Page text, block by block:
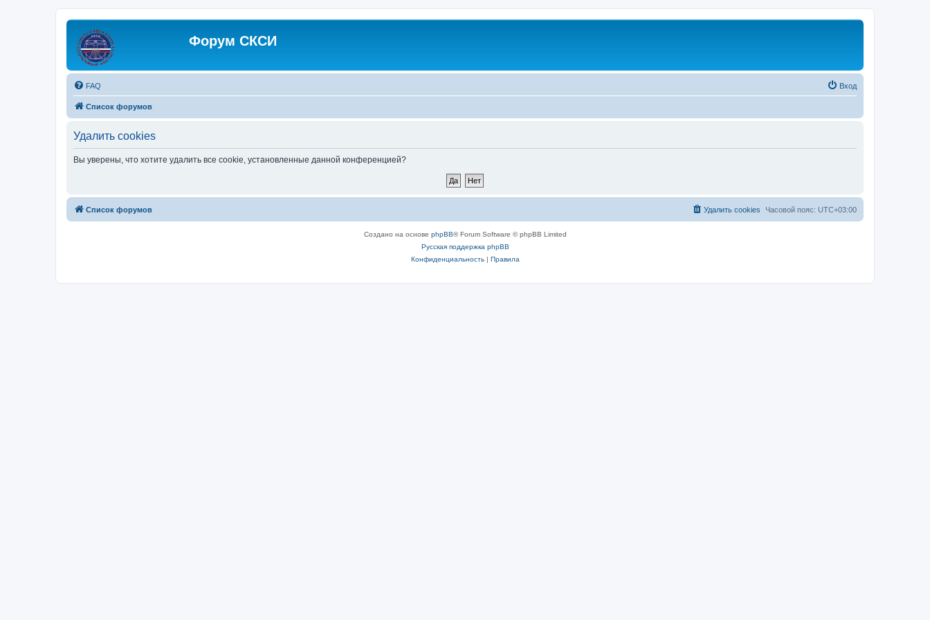
Форум СКСИ
FAQ Вход
Список форумов
Удалить cookies
Вы уверены, что хотите удалить все cookie, установленные данной конференцией?
Список форумов Часовой пояс: UTC+03:00
Удалить cookies
Создано на основе phpBB® Forum Software © phpBB Limited
Русская поддержка phpBB
Конфиденциальность| Правила